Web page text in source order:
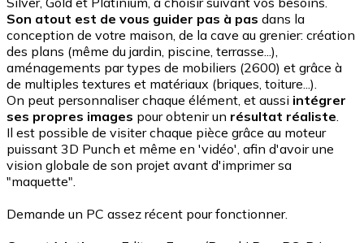
Son atout est de vous guider pas à pas dans la
conception de votre maison, de la cave au grenier: création
des plans (même du jardin, piscine, terrasse...),
aménagements par types de mobiliers (2600) et grâce à
de multiples textures et matériaux (briques, toiture...).
On peut personnaliser chaque élément, et aussi intégrer
ses propres images pour obtenir un résultat réaliste.
Il est possible de visiter chaque pièce grâce au moteur
puissant 3D Punch et même en 'vidéo', afin d'avoir une
vision globale de son projet avant d'imprimer sa
"maquette".
Demande un PC assez récent pour fonctionner.